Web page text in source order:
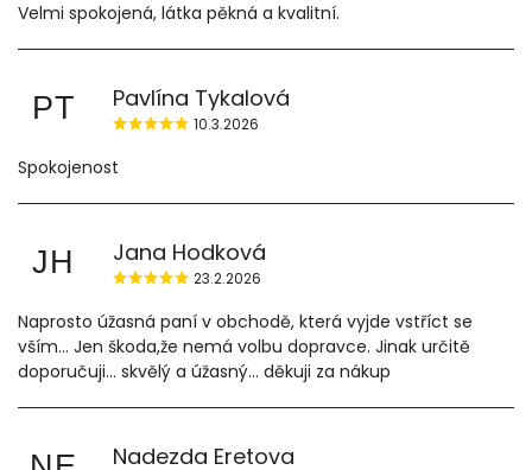
Velmi spokojená, látka pěkná a kvalitní.
PT Pavlína Tykalová
10.3.2026
Spokojenost
JH Jana Hodková
23.2.2026
Naprosto úžasná paní v obchodě, která vyjde vstříct se
vším... Jen škoda,že nemá volbu dopravce. Jinak určitě
doporučuji... skvělý a úžasný... děkuji za nákup
Nadezda Eretova